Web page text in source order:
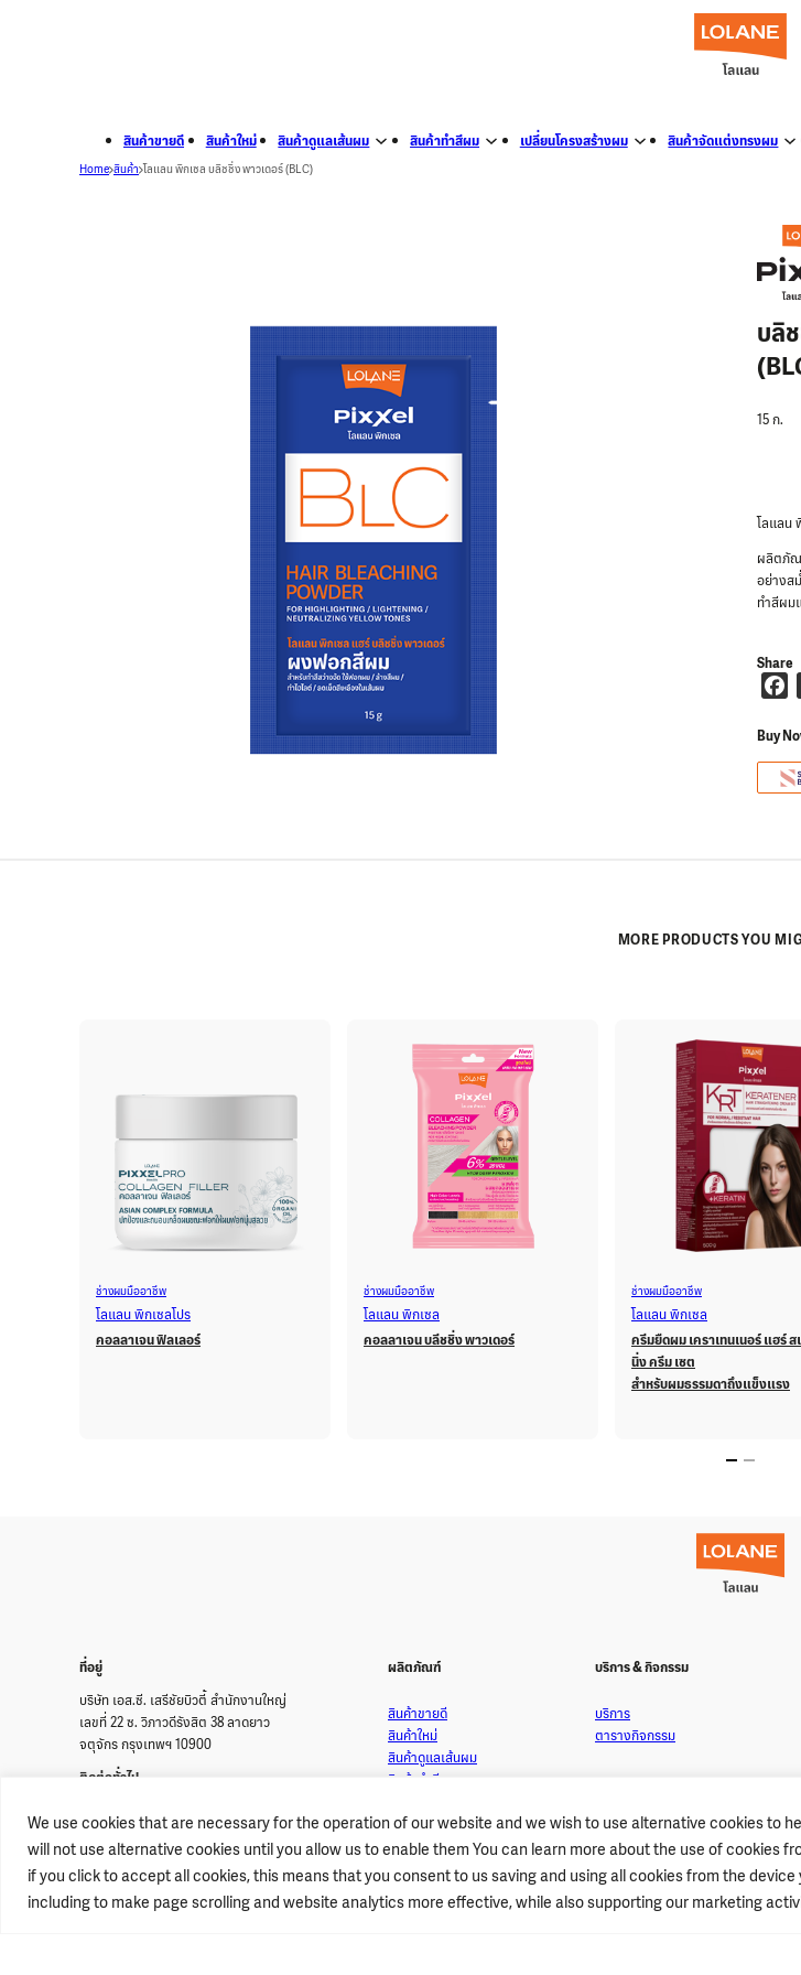
We use cookies that are necessary for the operation of our website and we wish to use alternative cookies to
will not use alternative cookies until you allow us to enable them You can learn more about the use of cookies
if you click to accept all cookies, this means that you consent to us saving and using all cookies from the
including to make page scrolling and website analytics more effective, while also supporting our marketing
สินค้าขายดี สินค้าใหม่ สินค้าดูแลเส้นผม สินค้าทำสีผม เปลี่ยนโครงสร้างผม สินค้าจัดแต่งทรงผม
Home สินค้า โลแลน พิกเซล บลิชชิ่ง พาวเดอร์ (BLC)
บลิ
15 ก.
โลแลน
ผลิตภัณ
อย่างส
ทำสีผม
Share
c
e
b
Buy
MORE PRODUCTS YOU
ช่างผมมืออาชีพ
โลแลน พิกเซลโปร
คอลลาเจน ฟิลเลอร์
ช่างผมมืออาชีพ
โลแลน พิกเซล
คอลลาเจน บลีชชิ่ง พาวเดอร์
ช่างผมมืออาชีพ
โลแลน พิกเซล
ครีมยืดผม เคราเทนเนอร์ แฮร์ ส
นิ่ง ครีม เซต
สำหรับผมธรรมดาถึงแข็งแรง
ที่อยู่
บริษัท เอส.ซี. เสรีชัยบิวตี้ สำนักงานใหญ่
เลขที่ 22 ซ. วิภาวดีรังสิต 38 ลาดยาว
จตุจักร กรุงเทพฯ 10900
ติดต่อทั่วไป
info@lolane.com
ติดต่อสมัครงาน
hrscs@lolane.com
T. +662793 4000
ผลิตภัณฑ์
สินค้าขายดี
สินค้าใหม่
สินค้าดูแลเส้นผม
สินค้าทำสีผม
สินค้าดูแลผิวกาย
บริการ & กิจกรรม
บริการ
ตารางกิจกรรม
แบบสอบถาม
เลือกผลิตภัณฑ์โลแลนที่ตรงกับผมคุณ